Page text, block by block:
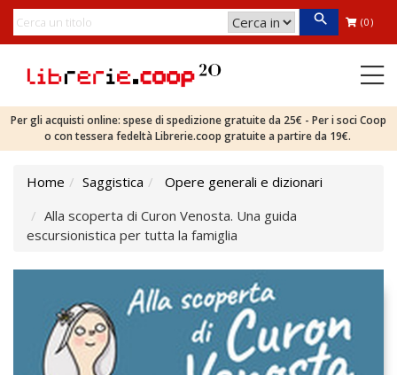
(0)
Per gli acquisti online: spese di spedizione gratuite da 25€ - Per i soci Coop
o con tessera fedeltà Librerie.coop gratuite a partire da 19€.
Home Saggistica
Opere generali e dizionari
Alla scoperta di Curon Venosta. Una guida
escursionistica per tutta la famiglia